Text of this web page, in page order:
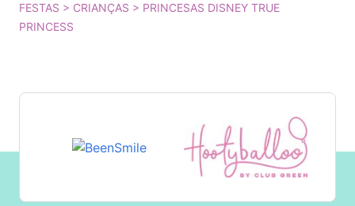
FESTAS > CRIANÇAS > PRINCESAS DISNEY TRUE
PRINCESS